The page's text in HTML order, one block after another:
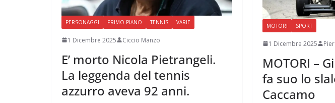
PERSONAGGI PRIMO PIANO TENNIS VARIE
1 Dicembre 2025 Ciccio Manzo
E’ morto Nicola Pietrangeli.
La leggenda del tennis
azzurro aveva 92 anni.
MOTORI SPORT
1 Dicembre 2025
MOTORI –
fa suo lo
Caccamo